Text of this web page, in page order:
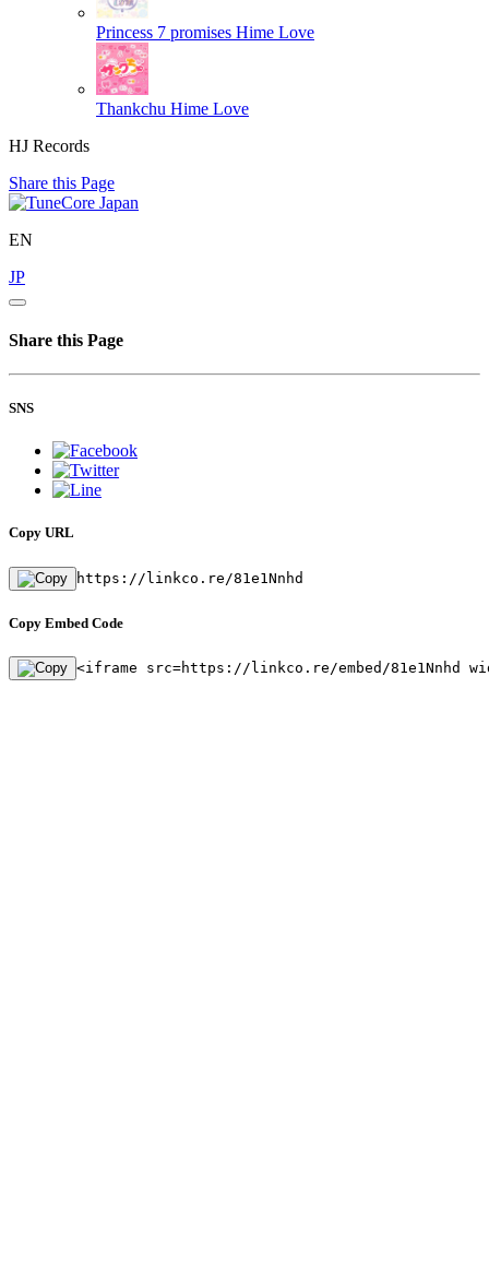
Princess 7 promises Hime Love
Thankchu Hime Love
HJ Records
Share this Page
EN
JP
Share this Page
SNS
Copy URL
https://linkco.re/81e1Nnhd
Copy Embed Code
<iframe src=https://linkco.re/embed/81e1Nnhd